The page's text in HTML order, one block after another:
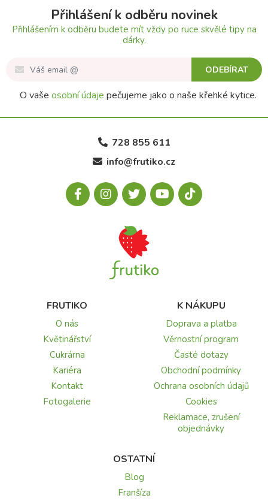
Přihlášení k odběru novinek
Přihlášením k odběru budete mít vždy po ruce skvělé tipy na
dárky.
ODEBÍRAT
O vaše osobní údaje pečujeme jako o naše křehké kytice.
728 855 611
info@frutiko.cz
FRUTIKO
O nás
Květinářství
Cukrárna
Kariéra
Kontakt
Fotogalerie
K NÁKUPU
Doprava a platba
Věrnostní program
Časté dotazy
Obchodní podmínky
Ochrana osobních údajů
Cookies
Reklamace, zrušení
objednávky
OSTATNÍ
Blog
Franšíza